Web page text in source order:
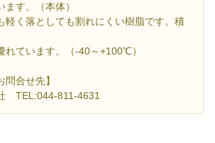
す。（本体）
軽く落としても割れにくい樹脂です。積
れています。（-40～+100℃）
問合せ先】
TEL:044-811-4631